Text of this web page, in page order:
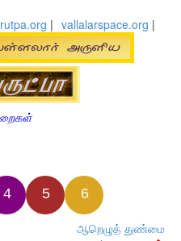
| vallalarspace.org |
4 5 6
ஆறெழுத் துண்மை